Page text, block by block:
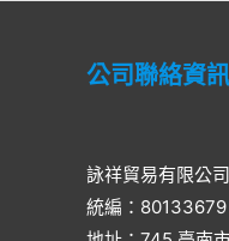
公司聯絡資訊
詠祥貿易有限公司
統編：80133679